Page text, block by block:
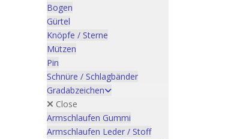
Bogen
Gürtel
Knöpfe / Sterne
Mützen
Pin
Schnüre / Schlagbänder
Gradabzeichen
Close
Armschlaufen Gummi
Armschlaufen Leder / Stoff